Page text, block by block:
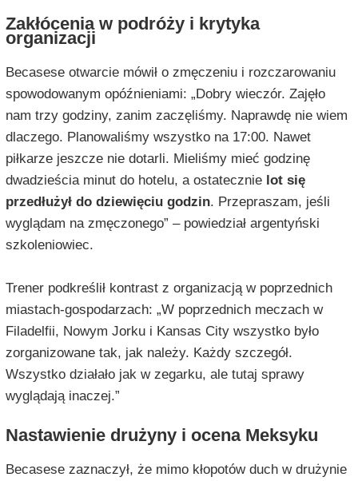
Zakłócenia w podróży i krytyka
organizacji
Becasese otwarcie mówił o zmęczeniu i rozczarowaniu
spowodowanym opóźnieniami: „Dobry wieczór. Zajęło
nam trzy godziny, zanim zaczęliśmy. Naprawdę nie wiem
dlaczego. Planowaliśmy wszystko na 17:00. Nawet
piłkarze jeszcze nie dotarli. Mieliśmy mieć godzinę
dwadzieścia minut do hotelu, a ostatecznie lot się
przedłużył do dziewięciu godzin. Przepraszam, jeśli
wyglądam na zmęczonego” – powiedział argentyński
szkoleniowiec.
Trener podkreślił kontrast z organizacją w poprzednich
miastach-gospodarzach: „W poprzednich meczach w
Filadelfii, Nowym Jorku i Kansas City wszystko było
zorganizowane tak, jak należy. Każdy szczegół.
Wszystko działało jak w zegarku, ale tutaj sprawy
wyglądają inaczej.”
Nastawienie drużyny i ocena Meksyku
Becasese zaznaczył, że mimo kłopotów duch w drużynie